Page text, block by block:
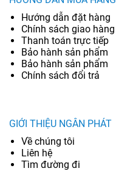
Hướng dẫn đặt hàng
Chính sách giao hàng
Thanh toán trực tiếp
Bảo hành sản phẩm
Bảo hành sản phẩm
Chính sách đổi trả
GIỚI THIỆU NGÂN PHÁT
Về chúng tôi
Liên hệ
Tìm đường đi